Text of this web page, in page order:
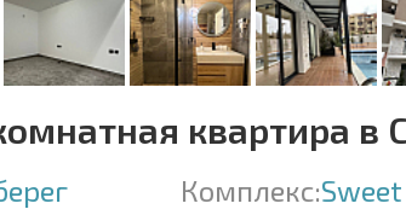
квартира в
Комплекс: